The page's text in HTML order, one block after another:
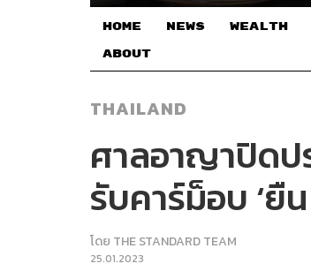
HOME NEWS WEALTH
ABOUT
THAILAND
ศาลอาญาปิดป
รับคาร์ม็อบ ‘ยื
โดย THE STANDARD TEAM
25.01.2023